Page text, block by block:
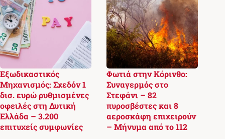
Εξωδικαστικός
Μηχανισμός: Σχεδόν 1
δισ. ευρώ ρυθμισμένες
οφειλές στη Δυτική
Ελλάδα – 3.200
επιτυχείς συμφωνίες
Φωτιά στην Κόρινθο:
Συναγερμός στο
Στεφάνι – 82
πυροσβέστες και 8
αεροσκάφη επιχειρούν
– Μήνυμα από το 112